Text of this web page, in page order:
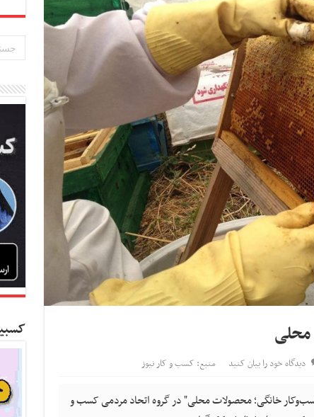
دیدگاه خود را بیان کنید منبع: کسب و کار نیوز
خانگی؛ محصولات محلی" در گروه اتحاد مردمی کسب و